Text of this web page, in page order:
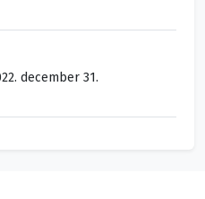
december 31.